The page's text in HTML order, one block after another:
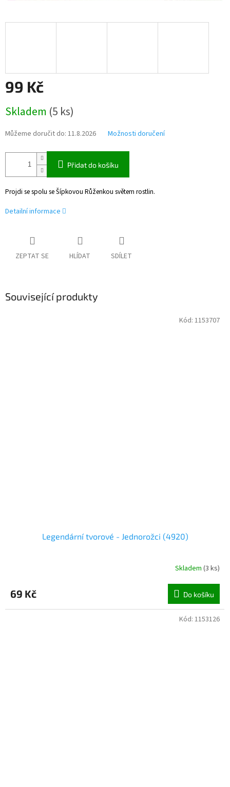
99 Kč
cena:
Skladem (5 ks)
Můžeme doručit do: 11.8.2026 Možnosti doručení
Přidat do košíku
Projdi se spolu se Šípkovou Růženkou světem rostlin.
Detailní informace
ZEPTAT SE HLÍDAT SDÍLET
Související produkty
Legendární tvorové - Jednorožci (4920)
Skladem (3 ks)
69 Kč Do košíku
Kód: 1153707
Kód: 1153126